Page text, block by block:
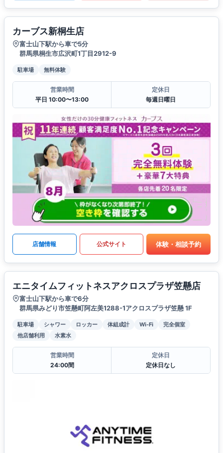
カーブス新桐生店
富士山下駅から車で5分
群馬県桐生市広沢町1丁目2912-9
駐車場 無料体験
営業時間
平日 10:00〜13:00
定休日
毎週日曜日
店舗情報 公式サイト 体験・相談予約
エニタイムフィットネスアクロスプラザ笠懸店
富士山下駅から車で6分
群馬県みどり市笠懸町阿左美1288-1アクロスプラザ笠懸 1F
駐車場 シャワー ロッカー 体組成計 Wi-Fi
完全個室
他店舗利用
水素水
営業時間
24:00間
定休日
定休日なし